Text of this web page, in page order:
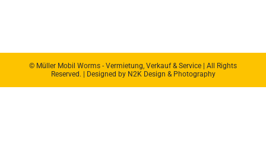
© Müller Mobil Worms - Vermietung, Verkauf & Service | All Rights
Reserved. | Designed by N2K Design & Photography